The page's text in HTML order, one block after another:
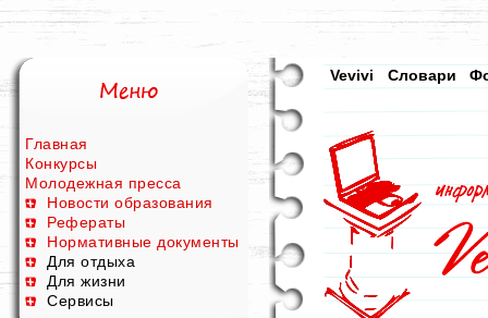
Главная
Конкурсы
Молодежная пресса
Новости образования
Рефераты
Нормативные документы
Для отдыха
Для жизни
Сервисы
Vevivi Словари